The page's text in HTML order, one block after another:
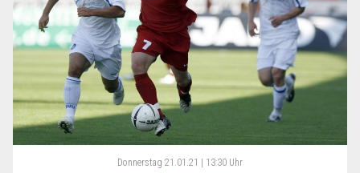
Donnerstag 21.01.21 | 13:30 Uhr